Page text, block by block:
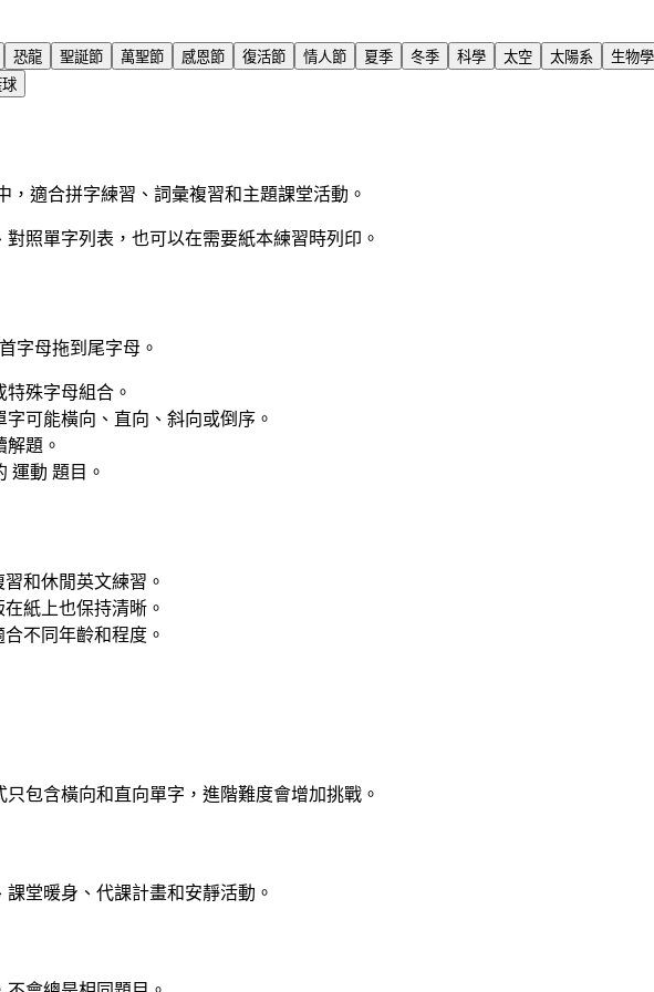
恐龍 聖誕節 萬聖節 感恩節 復活節 情人節 夏季 冬季 科學 太空 太陽系
生物學
適合拼字練習、詞彙複習和主題課堂活動。
照單字列表，也可以在需要紙本練習時列印。
字母拖到尾字母。
殊字母組合。
可能橫向、直向、斜向或倒序。
題。
運動 題目。
和休閒英文練習。
紙上也保持清晰。
不同年齡和程度。
包含橫向和直向單字，進階難度會增加挑戰。
堂暖身、代課計畫和安靜活動。